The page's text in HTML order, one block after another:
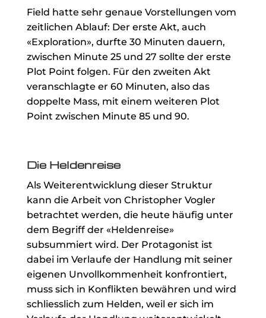
Field hatte sehr genaue Vorstellungen vom
zeitlichen Ablauf: Der erste Akt, auch
«Exploration», durfte 30 Minuten dauern,
zwischen Minute 25 und 27 sollte der erste
Plot Point folgen. Für den zweiten Akt
veranschlagte er 60 Minuten, also das
doppelte Mass, mit einem weiteren Plot
Point zwischen Minute 85 und 90.
Die Heldenreise
Als Weiterentwicklung dieser Struktur
kann die Arbeit von Christopher Vogler
betrachtet werden, die heute häufig unter
dem Begriff der «Heldenreise»
subsummiert wird. Der Protagonist ist
dabei im Verlaufe der Handlung mit seiner
eigenen Unvollkommenheit konfrontiert,
muss sich in Konflikten bewähren und wird
schliesslich zum Helden, weil er sich im